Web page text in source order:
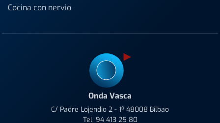
Cocina con nervio
Onda Vasca
C/ Padre Lojendio 2 - 1º 48008 Bilbao
Tel: 94 413 25 80